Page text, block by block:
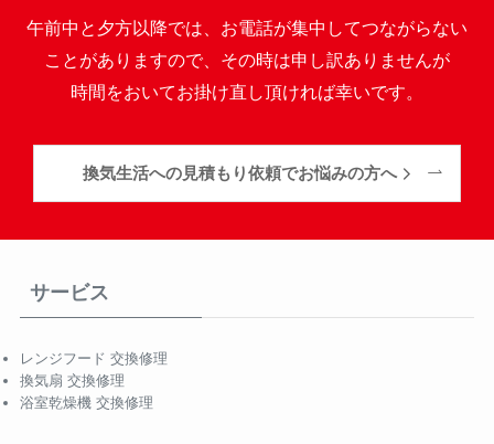
午前中と夕方以降では、お電話が集中してつながらない
ことがありますので、その時は申し訳ありませんが
時間をおいてお掛け直し頂ければ幸いです。
換気生活への見積もり依頼でお悩みの方へ
サービス
レンジフード 交換修理
換気扇 交換修理
浴室乾燥機 交換修理